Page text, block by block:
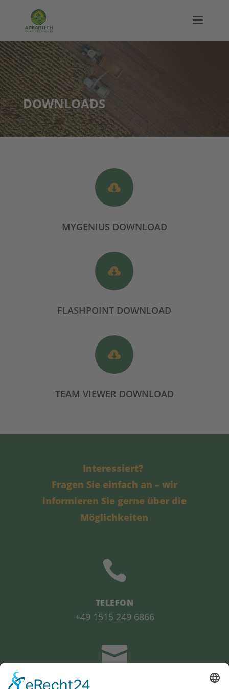
DOWNLOADS

MYGENIUS DOWNLOAD

FLASHPOINT DOWNLOAD

TEAM VIEWER DOWNLOAD
Interessiert?
Fragen Sie einfach an – wir
informieren Sie gerne über die
Möglichkeiten

TELEFON
+49 1515 249 6866
